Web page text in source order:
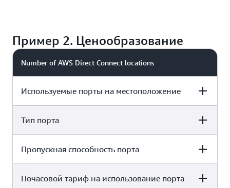
Пример 2. Ценообразование
Number of AWS Direct Connect locations
Используемые порты на местоположение
2 locations
2 порта
Тип порта
2 locations
Выделенный хостинг
Пропускная способность порта
2 locations
Почасовой тариф на использование порта